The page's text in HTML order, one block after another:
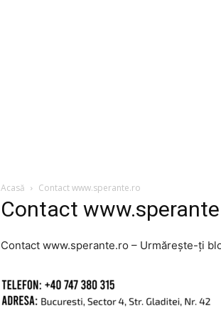
Acasă Contact www.sperante.ro
Contact
Contact www.sperante.ro – Urmărește-ți